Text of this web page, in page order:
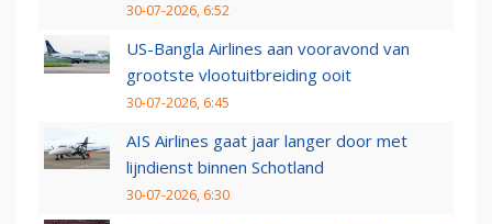
30-07-2026, 6:52
US-Bangla Airlines aan vooravond van
grootste vlootuitbreiding ooit
30-07-2026, 6:45
AIS Airlines gaat jaar langer door met
lijndienst binnen Schotland
30-07-2026, 6:30